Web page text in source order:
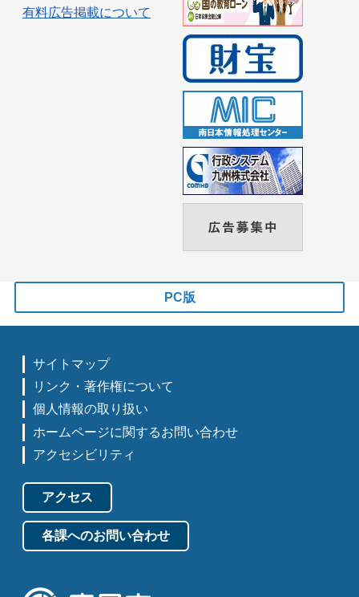
有料広告掲載について
PC版
サイトマップ
リンク・著作権について
個人情報の取り扱い
ホームページに関するお問い合わせ
アクセシビリティ
アクセス
各課へのお問い合わせ